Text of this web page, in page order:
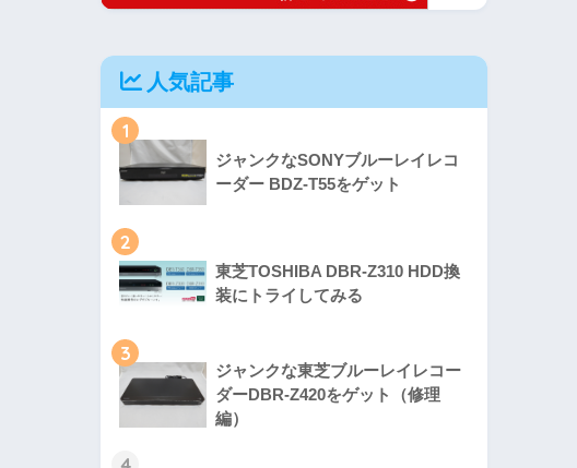
人気記事
1
ジャンクなSONYブルーレイレコ
ーダー BDZ-T55をゲット
2
東芝TOSHIBA DBR-Z310 HDD換
装にトライしてみる
3
ジャンクな東芝ブルーレイレコー
ダーDBR-Z420をゲット（修理
編）